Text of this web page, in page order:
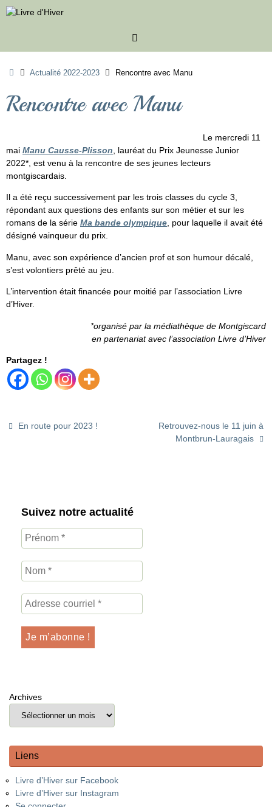
Passer
au
Accueil
Actualité 2022-2023 Rencontre avec Manu
Rencontre avec Manu
Le mercredi 11
mai Manu Causse-Plisson , lauréat du Prix Jeunesse Junior
2022*, est venu à la rencontre de ses jeunes lecteurs
montgiscardais.
Il a été reçu successivement par les trois classes du cycle 3,
répondant aux questions des enfants sur son métier et sur les
romans de la série Ma bande olympique, pour laquelle il avait été
désigné vainqueur du prix.
Manu, avec son expérience d’ancien prof et son humour décalé,
s’est volontiers prêté au jeu.
L’intervention était financée pour moitié par l’association Livre
d’Hiver.
*organisé par la médiathèque de Montgiscard
en partenariat avec l’association Livre d’Hiver
Partagez !
En route pour 2023 !
Retrouvez-nous le 11 juin à
Montbrun-Lauragais
Suivez notre actualité
Archives
Liens
Livre d’Hiver sur Facebook
Livre d’Hiver sur Instagram